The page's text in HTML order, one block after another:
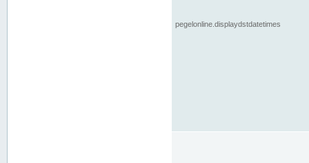
pegelonline.displaydstdatetimes